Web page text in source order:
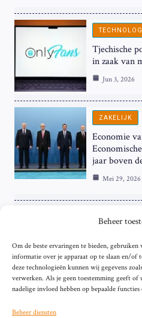
Beheer
Om de beste ervaringen te bieden,
informatie over je apparaat op te slaan en/of
deze technologieën kunnen wij gegevens
verwerken. Als je geen toestemming geeft
nadelige invloed hebben op bepaalde
Beheer diensten
Tjechische
in zaak van
Jun 3, 2026
ZAKELIJK
Economie
jaar boven
Mei 29, 2026
ZAKELIJK
van de
Mei 29, 2026